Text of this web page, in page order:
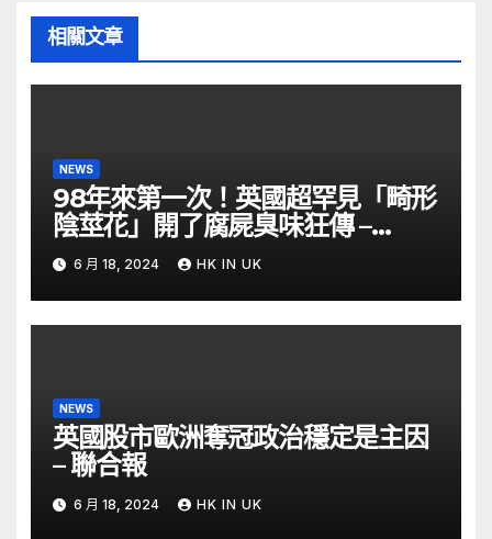
相關文章
NEWS
98年來第一次！英國超罕見「畸形
陰莖花」開了腐屍臭味狂傳 –
ETtoday
6 月 18, 2024 HK IN UK
NEWS
英國股市歐洲奪冠政治穩定是主因
– 聯合報
6 月 18, 2024 HK IN UK